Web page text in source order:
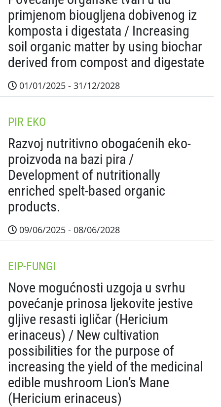
primjenom biougljena dobivenog iz
komposta i digestata / Increasing
soil organic matter by using biochar
derived from compost and digestate
01/01/2025 - 31/12/2028
Sažetak projekta Provedbom projekta očekuje se
PIR EKO
Razvoj nutritivno obogaćenih eko-
proizvoda na bazi pira /
Development of nutritionally
enriched spelt-based organic
products.
09/06/2025 - 08/06/2028
Sažetak projekta Projekt će rezultirati razvojem
EIP-FUNGI
Nove mogućnosti uzgoja u svrhu
povećanje prinosa ljekovite jestive
gljive resasti igličar (Hericium
erinaceus) / New cultivation
possibilities for the purpose of
increasing the yield of the medicinal
edible mushroom Lion’s Mane
(Hericium erinaceus)